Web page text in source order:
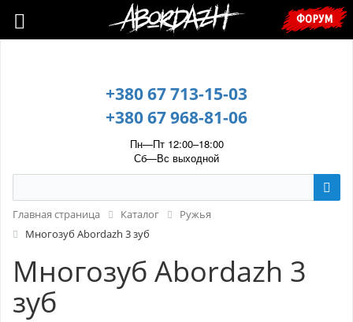
🇺🇦 У зв’язку з воєнним станом, прохання уточнювати ціну та
наявність у менеджера. 🇺🇦
+380 67 713-15-03
+380 67 968-81-06
Пн—Пт 12:00–18:00
Сб—Вс выходной
ФОРУМ
Главная страница Каталог
Ружья
Многозуб Abordazh 3 зуб
Многозуб Abordazh 3
зуб